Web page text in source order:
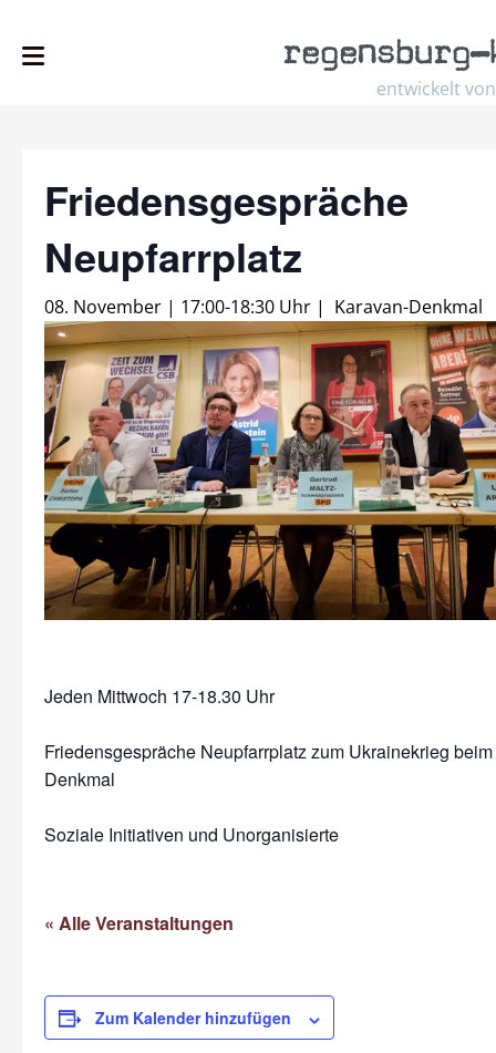
entwickelt von
regensburg–
Friedensgespräche
Neupfarrplatz
08. November | 17:00-18:30 Uhr | Karavan-Denkmal
Jeden Mittwoch 17-18.30 Uhr
Friedensgespräche Neupfarrplatz zum Ukrainekrieg
Denkmal
Soziale Initiativen und Unorganisierte
« Alle Veranstaltungen
Zum Kalender hinzufügen